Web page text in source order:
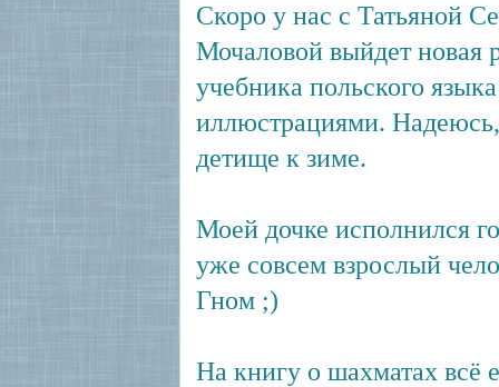
Скоро у нас с Татьяной
Мочаловой выйдет новая
учебника польского
иллюстрациями.
детище к зиме.
Моей дочке исполнился
уже совсем взрослый
Гном ;)
На книгу о шахматах всё